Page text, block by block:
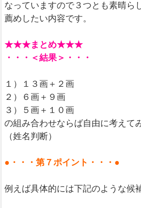
なっていますので３つとも素晴ら
薦めしたい内容です。
★★★まとめ★★★
・・・＜結果＞・・・
１）１３画＋２画
２）６画＋９画
３）５画＋１０画
の組み合わせならば自由に考えて
（姓名判断）
●・・・第７ポイント・・・●
例えば具体的には下記のような候